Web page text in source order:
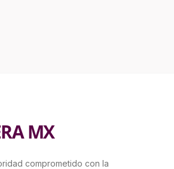
MX
comprometido con la